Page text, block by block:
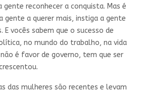
reconhecer a conquista. Mas é
gente a querer mais, instiga a gente
E vocês sabem que o sucesso de
no mundo do trabalho, na vida
é favor de governo, tem que ser
das mulheres são recentes e levam